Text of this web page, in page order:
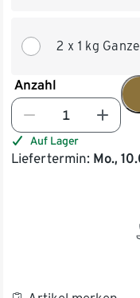
2 x 1 kg
Anzahl
Auf Lager
Liefertermin: Mo.,